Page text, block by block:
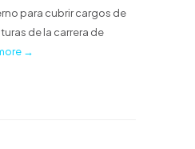
para cubrir cargos de
de la carrera de
→